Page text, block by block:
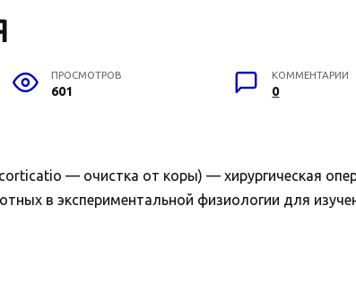
ПРОСМОТРОВ
601
КОММЕНТАРИИ
0
— очистка от коры) — хирургическая
в экспериментальной физиологии для